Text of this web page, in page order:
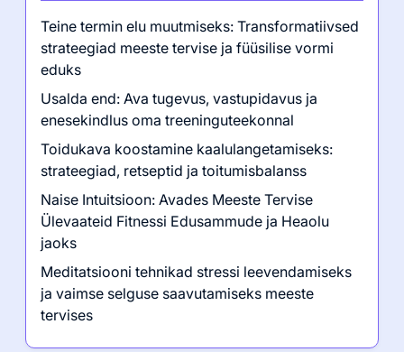
Teine termin elu muutmiseks: Transformatiivsed
strateegiad meeste tervise ja füüsilise vormi
eduks
Usalda end: Ava tugevus, vastupidavus ja
enesekindlus oma treeninguteekonnal
Toidukava koostamine kaalulangetamiseks:
strateegiad, retseptid ja toitumisbalanss
Naise Intuitsioon: Avades Meeste Tervise
Ülevaateid Fitnessi Edusammude ja Heaolu
jaoks
Meditatsiooni tehnikad stressi leevendamiseks
ja vaimse selguse saavutamiseks meeste
tervises